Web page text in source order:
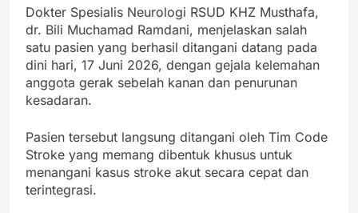
Dokter Spesialis Neurologi RSUD KHZ Musthafa,
dr. Bili Muchamad Ramdani, menjelaskan salah
satu pasien yang berhasil ditangani datang pada
dini hari, 17 Juni 2026, dengan gejala kelemahan
anggota gerak sebelah kanan dan penurunan
kesadaran.
Pasien tersebut langsung ditangani oleh Tim Code
Stroke yang memang dibentuk khusus untuk
menangani kasus stroke akut secara cepat dan
terintegrasi.